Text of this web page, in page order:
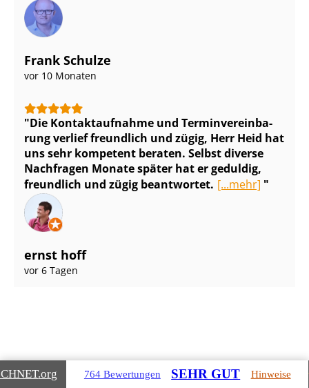
Frank Schulze
vor 10 Monaten
Die Kontaktaufnahme und Ter­min­ver­ein­ba­
rung verlief freundlich und zügig, Herr Heid hat
uns sehr kompetent beraten. Selbst diverse
Nachfragen Monate später hat er geduldig,
freundlich und zügig beantwortet. [...mehr]
ernst hoff
vor 6 Tagen
Gebäudearten, die wir für Sie
.org 764 Bewertungen SEHR GUT Hinweise